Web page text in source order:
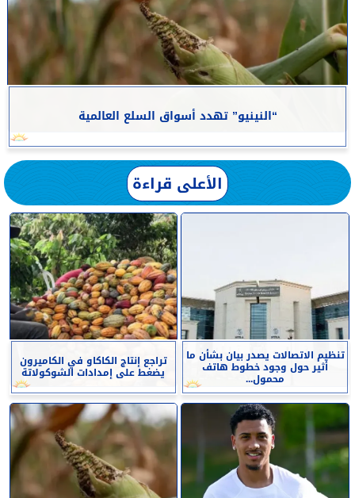
“النينيو” تهدد أسواق السلع العالمية
الأعلى قراءة
تنظيم الاتصالات يصدر بيان بشأن ما
أثير حول وجود خطوط هاتف
محمول...
تراجع إنتاج الكاكاو في الكاميرون
يضغط على إمدادات الشوكولاتة